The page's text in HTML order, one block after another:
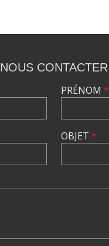
NOUS CONTACTER
PRÉNOM *
OBJET *